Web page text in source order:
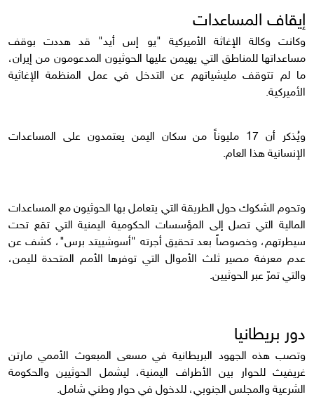
إيقاف المساعدات
وكانت وكالة الإغاثة الأميركية "يو إس أيد" قد هددت بوقف
مساعداتها للمناطق التي يهيمن عليها الحوثيون المدعومون من إيران،
ما لم تتوقف مليشياتهم عن التدخل في عمل المنظمة الإغاثية
الأميركية.
ويُذكر أن 17 مليوناً من سكان اليمن يعتمدون على المساعدات
الإنسانية هذا العام.
وتحوم الشكوك حول الطريقة التي يتعامل بها الحوثيون مع المساعدات
المالية التي تصل إلى المؤسسات الحكومية اليمنية التي تقع تحت
سيطرتهم، وخصوصاً بعد تحقيق أجرته "أسوشييتد برس"، كشف عن
عدم معرفة مصير ثلث الأموال التي توفرها الأمم المتحدة لليمن،
والتي تمرّ عبر الحوثيين.
دور بريطانيا
وتصب هذه الجهود البريطانية في مسعى المبعوث الأممي مارتن
غريفيث للحوار بين الأطراف اليمنية، ليشمل الحوثيين والحكومة
الشرعية والمجلس الجنوبي، للدخول في حوار وطني شامل.